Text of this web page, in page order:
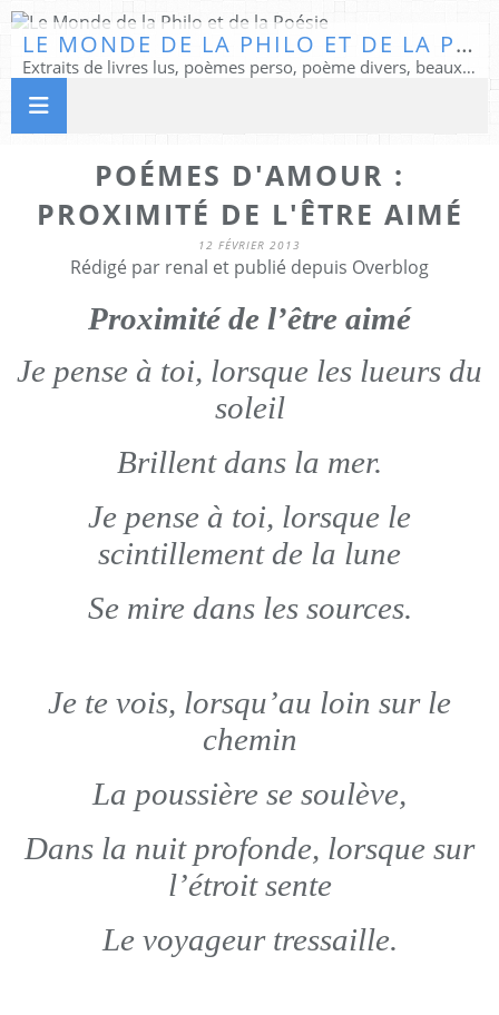
LE MONDE DE LA PHILO ET DE LA POÉSIE
Extraits de livres lus, poèmes perso, poème divers, beaux textes...
POÉMES D'AMOUR :
PROXIMITÉ DE L'ÊTRE AIMÉ
12 FÉVRIER 2013
Rédigé par renal et publié depuis Overblog
Proximité de l’être aimé
Je pense à toi, lorsque les lueurs du
soleil
Brillent dans la mer.
Je pense à toi, lorsque le
scintillement de la lune
Se mire dans les sources.
Je te vois, lorsqu’au loin sur le
chemin
La poussière se soulève,
Dans la nuit profonde, lorsque sur
l’étroit sente
Le voyageur tressaille.